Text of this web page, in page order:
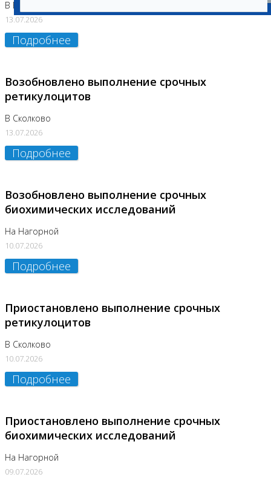
В Бутово
13.07.2026
Подробнее
Возобновлено выполнение срочных
ретикулоцитов
В Сколково
13.07.2026
Подробнее
Возобновлено выполнение срочных
биохимических исследований
На Нагорной
10.07.2026
Подробнее
Приостановлено выполнение срочных
ретикулоцитов
В Сколково
10.07.2026
Подробнее
Приостановлено выполнение срочных
биохимических исследований
На Нагорной
09.07.2026